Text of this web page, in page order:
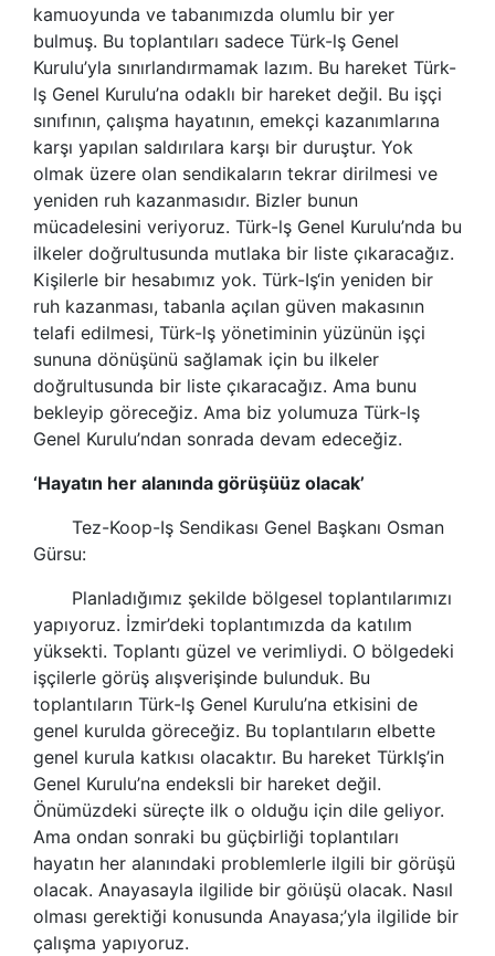
kamuoyunda ve tabanımızda olumlu bir yer
bulmuş. Bu toplantıları sadece Türk-lş Genel
Kurulu’yla sınırlandırmamak lazım. Bu hareket Türk-
lş Genel Kurulu’na odaklı bir hareket değil. Bu işçi
sınıfının, çalışma hayatının, emekçi kazanımlarına
karşı yapılan saldırılara karşı bir duruştur. Yok
olmak üzere olan sendikaların tekrar dirilmesi ve
yeniden ruh kazanmasıdır. Bizler bunun
mücadelesini veriyoruz. Türk-lş Genel Kurulu’nda bu
ilkeler doğrultusunda mutlaka bir liste çıkaracağız.
Kişilerle bir hesabımız yok. Türk-Iş‘in yeniden bir
ruh kazanması, tabanla açılan güven makasının
telafi edilmesi, Türk-lş yönetiminin yüzünün işçi
sununa dönüşünü sağlamak için bu ilkeler
doğrultusunda bir liste çıkaracağız. Ama bunu
bekleyip göreceğiz. Ama biz yolumuza Türk-lş
Genel Kurulu’ndan sonrada devam edeceğiz.
‘Hayatın her alanında görüşüüz olacak’
Tez-Koop-Iş Sendikası Genel Başkanı Osman
Gürsu:
Planladığımız şekilde bölgesel toplantılarımızı
yapıyoruz. İzmir’deki toplantımızda da katılım
yüksekti. Toplantı güzel ve verimliydi. O bölgedeki
işçilerle görüş alışverişinde bulunduk. Bu
toplantıların Türk-lş Genel Kurulu’na etkisini de
genel kurulda göreceğiz. Bu toplantıların elbette
genel kurula katkısı olacaktır. Bu hareket TürkIş’in
Genel Kurulu’na endeksli bir hareket değil.
Önümüzdeki süreçte ilk o olduğu için dile geliyor.
Ama ondan sonraki bu güçbirliği toplantıları
hayatın her alanındaki problemlerle ilgili bir görüşü
olacak. Anayasayla ilgilide bir göıüşü olacak. Nasıl
olması gerektiği konusunda Anayasa;’yla ilgilide bir
çalışma yapıyoruz.